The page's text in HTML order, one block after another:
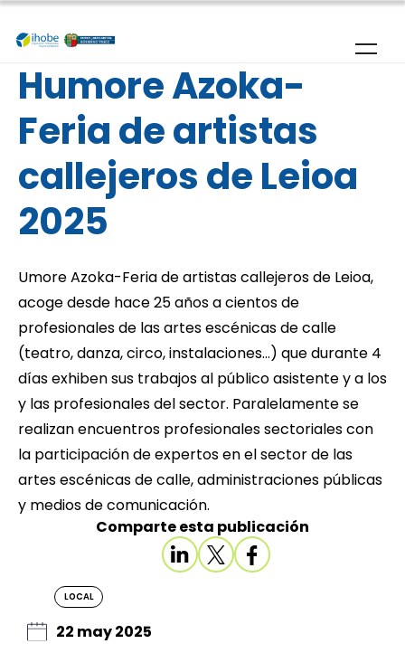
Pasar al contenido principal
Humore Azoka-
Feria de artistas
callejeros de Leioa
2025
Umore Azoka-Feria de artistas callejeros de Leioa,
acoge desde hace 25 años a cientos de
profesionales de las artes escénicas de calle
(teatro, danza, circo, instalaciones…) que durante 4
días exhiben sus trabajos al público asistente y a los
y las profesionales del sector. Paralelamente se
realizan encuentros profesionales sectoriales con
la participación de expertos en el sector de las
artes escénicas de calle, administraciones públicas
y medios de comunicación.
Comparte esta publicación
LOCAL
22 may 2025